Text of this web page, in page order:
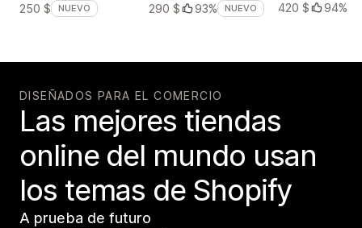
250 $
NUEVO
290 $
93% NUEVO
420 $
94%
DISEÑADOS PARA EL COMERCIO
Las mejores tiendas
online del mundo usan
los temas de Shopify
A prueba de futuro